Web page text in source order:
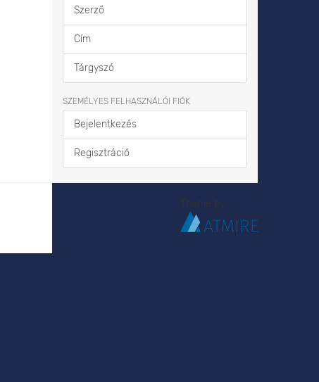
Szerző
Cím
Tárgyszó
SZEMÉLYES FELHASZNÁLÓI FIÓK
Bejelentkezés
Regisztráció
Theme by